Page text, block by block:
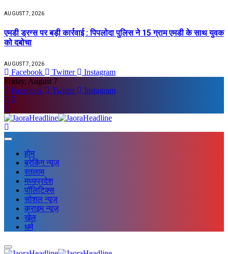
AUGUST 7, 2026
एमडी ड्रग्स पर बड़ी कार्रवाई : पिपलोदा पुलिस ने 15 ग्राम एमडी के साथ युवक
को दबोचा
AUGUST 7, 2026
Facebook Twitter
Instagram
Friday, August 7
Facebook
Twitter Instagram
होम
ब्रेकिंग न्यूज़
रतलाम
मध्यप्रदेश
पॉलिटिक्स
सोशल न्यूज़
क्राइम न्यूज़
खेल
धर्म